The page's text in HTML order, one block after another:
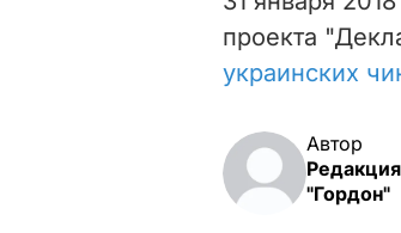
проекта
украинских
Автор
Редакция
"Гордон"